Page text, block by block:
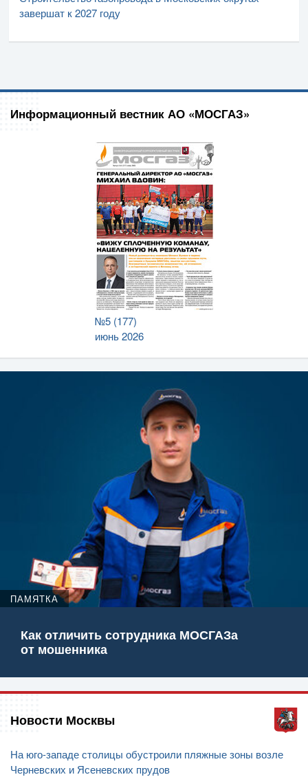
завершат к 2027 году
Информационный вестник АО «МОСГАЗ»
№5 (177)
июнь 2026
ПАМЯТКА
Как отличить сотрудника МОСГАЗа
от мошенника
Новости Москвы
На юго-западе столицы обустроили пляжные зоны возле
Черневских и Ясеневских прудов